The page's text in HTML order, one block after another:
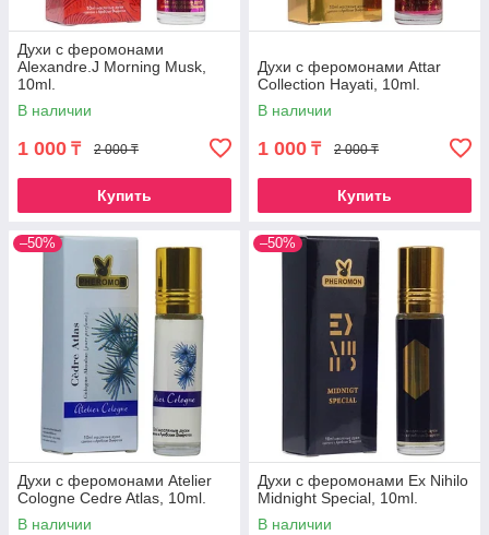
Духи с феромонами
Alexandre.J Morning Musk,
10ml.
В наличии
1 000 ₸ 2 000 ₸
Купить
Духи с феромонами Attar
Collection Hayati, 10ml.
В наличии
1 000 ₸ 2 000 ₸
Купить
–50%
Духи с феромонами Atelier
Cologne Cedre Atlas, 10ml.
В наличии
–50%
Духи с феромонами Ex Nihilo
Midnight Special, 10ml.
В наличии